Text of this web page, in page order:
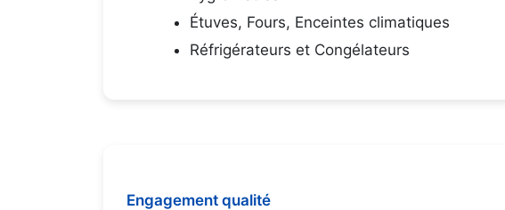
Étuves, Fours, Enceintes climatiques
Réfrigérateurs et Congélateurs
Engagement qualité